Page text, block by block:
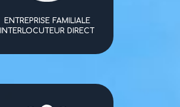
ENTREPRISE FAMILIALE
INTERLOCUTEUR DIRECT